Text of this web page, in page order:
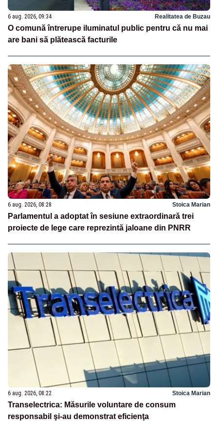
6 aug. 2026, 09:34 Realitatea de Buzau
O comună întrerupe iluminatul public pentru că nu mai
are bani să plătească facturile
6 aug. 2026, 08:28 Stoica Marian
Parlamentul a adoptat în sesiune extraordinară trei
proiecte de lege care reprezintă jaloane din PNRR
6 aug. 2026, 08:22 Stoica Marian
Transelectrica: Măsurile voluntare de consum
responsabil şi-au demonstrat eficienţa